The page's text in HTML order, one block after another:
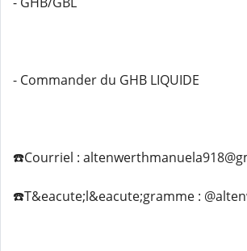
- Commander du GHB LIQUIDE
☎️Courriel :
☎️T&eacute;l&eacute;gramme :